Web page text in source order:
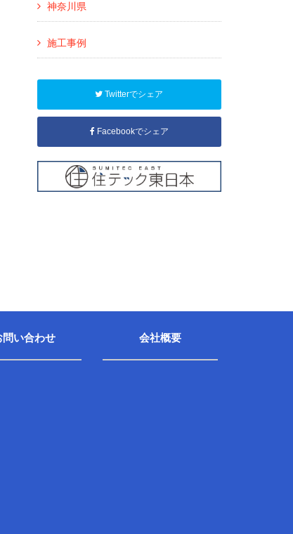
神奈川県
施工事例
Twitterでシェア
Facebookでシェア
問い合わせ 会社概要